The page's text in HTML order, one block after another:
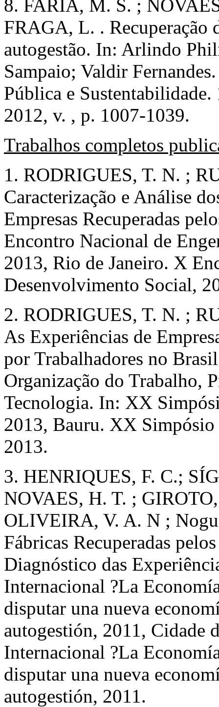
8. FARIA, M. S. ;
FRAGA, L. . Recuperação
autogestão. In: Arlindo
Sampaio; Valdir
Pública e
2012, v. , p. 1007-1039.
Trabalhos completos
1. RODRIGUES, T. N. ;
Caracterização e Análise
Empresas Recuperadas
Encontro Nacional de
2013, Rio de Janeiro. X
Desenvolvimento Social,
2. RODRIGUES, T. N. ;
As Experiências de
por Trabalhadores no
Organização do Trabalho,
Tecnologia. In: XX
2013, Bauru. XX Simpósio
2013.
3. HENRIQUES, F. C.;
NOVAES, H. T. ;
OLIVEIRA, V. A. N ;
Fábricas Recuperadas
Diagnóstico das
Internacional ?La
disputar una nueva
autogestión, 2011,
Internacional ?La
disputar una nueva
autogestión, 2011.